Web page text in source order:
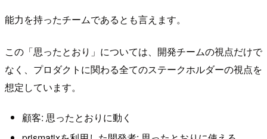
能力を持ったチームであるとも言えます。
この「思ったとおり」については、開発チームの視点だけで
なく、プロダクトに関わる全てのステークホルダーの視点を
想定しています。
顧客: 思ったとおりに動く